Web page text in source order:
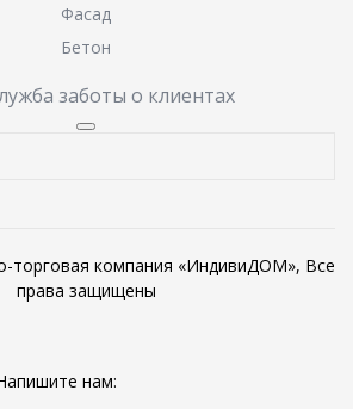
Фасад
Бетон
заботы о клиентах
торговая компания «ИндивиДОМ», Все
права защищены
нам: